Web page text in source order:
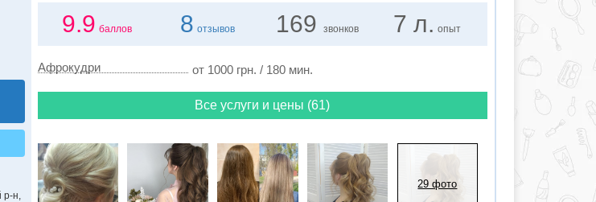
р-н,
9.9 баллов 8 отзывов 169 звонков 7 л. опыт
Афрокудри от 1000 грн. / 180 мин.
Все услуги и цены (61)
29 фото